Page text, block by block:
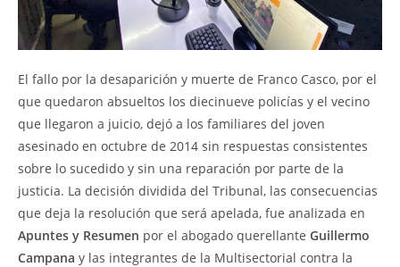
El fallo por la desaparición y muerte de Franco Casco, por el
que quedaron absueltos los diecinueve policías y el vecino
que llegaron a juicio, dejó a los familiares del joven
asesinado en octubre de 2014 sin respuestas consistentes
sobre lo sucedido y sin una reparación por parte de la
justicia. La decisión dividida del Tribunal, las consecuencias
que deja la resolución que será apelada, fue analizada en
Apuntes y Resumen por el abogado querellante Guillermo
Campana y las integrantes de la Multisectorial contra la